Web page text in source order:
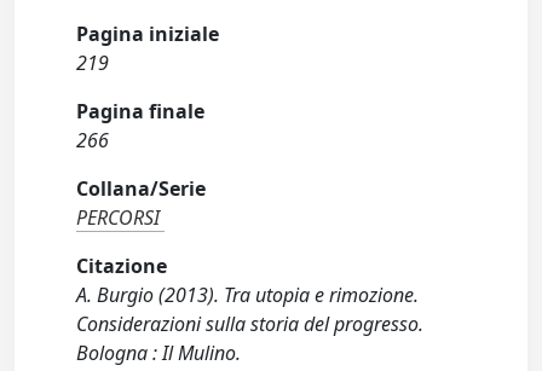
Pagina iniziale
219
Pagina finale
266
Collana/Serie
PERCORSI
Citazione
A. Burgio (2013). Tra utopia e rimozione.
Considerazioni sulla storia del progresso.
Bologna : Il Mulino.